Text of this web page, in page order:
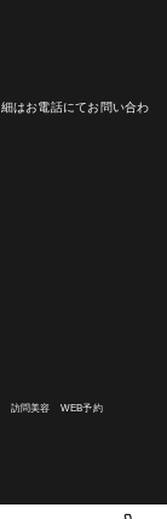
はお電話にてお問い合わ
訪問美容 WEB予約